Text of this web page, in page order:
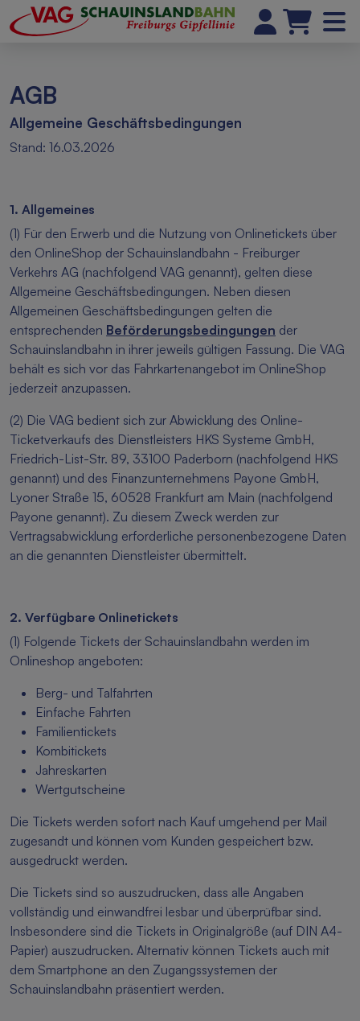
AGB
Allgemeine Geschäftsbedingungen
Stand: 16.03.2026
1. Allgemeines
(1) Für den Erwerb und die Nutzung von Onlinetickets über
den OnlineShop der Schauinslandbahn - Freiburger
Verkehrs AG (nachfolgend VAG genannt), gelten diese
Allgemeine Geschäftsbedingungen. Neben diesen
Allgemeinen Geschäftsbedingungen gelten die
entsprechenden Beförderungsbedingungen der
Schauinslandbahn in ihrer jeweils gültigen Fassung. Die VAG
behält es sich vor das Fahrkartenangebot im OnlineShop
jederzeit anzupassen.
(2) Die VAG bedient sich zur Abwicklung des Online-
Ticketverkaufs des Dienstleisters HKS Systeme GmbH,
Friedrich-List-Str. 89, 33100 Paderborn (nachfolgend HKS
genannt) und des Finanzunternehmens Payone GmbH,
Lyoner Straße 15, 60528 Frankfurt am Main (nachfolgend
Payone genannt). Zu diesem Zweck werden zur
Vertragsabwicklung erforderliche personenbezogene Daten
an die genannten Dienstleister übermittelt.
2. Verfügbare Onlinetickets
(1) Folgende Tickets der Schauinslandbahn werden im
Onlineshop angeboten:
Berg- und Talfahrten
Einfache Fahrten
Familientickets
Kombitickets
Jahreskarten
Wertgutscheine
Die Tickets werden sofort nach Kauf umgehend per Mail
zugesandt und können vom Kunden gespeichert bzw.
ausgedruckt werden.
Die Tickets sind so auszudrucken, dass alle Angaben
vollständig und einwandfrei lesbar und überprüfbar sind.
Insbesondere sind die Tickets in Originalgröße (auf DIN A4-
Papier) auszudrucken. Alternativ können Tickets auch mit
dem Smartphone an den Zugangssystemen der
Schauinslandbahn präsentiert werden.